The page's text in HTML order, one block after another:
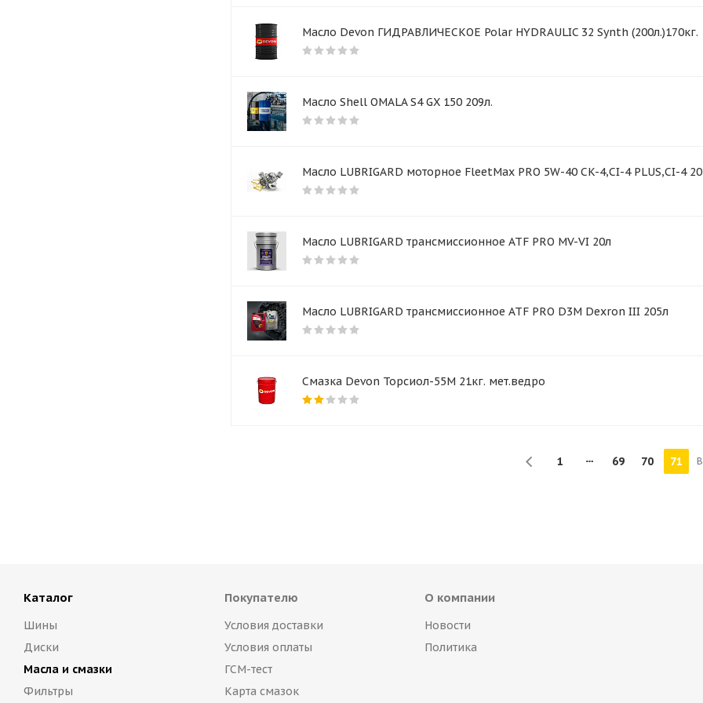
Масло Devon ГИДРАВЛИЧЕСКОЕ Polar HYDRAULIC 32 Synth (200л.)170кг.
Масло Shell OMALA S4 GX 150 209л.
Масло LUBRIGARD моторное FleetMax PRO 5W-40 CK-4,CI-4 PLUS,CI-4
Масло LUBRIGARD трансмиссионное ATF PRO MV-VI 20л
Масло LUBRIGARD трансмиссионное ATF PRO D3M Dexron III 205л
Смазка Devon Торсиол-55М 21кг. мет.ведро
1 69 70 71
Каталог
Шины
Диски
Масла и смазки
Фильтры
Покупателю
Условия доставки
Условия оплаты
ГСМ-тест
Карта смазок
О компании
Новости
Политика